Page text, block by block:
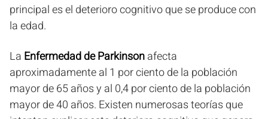
principal es el deterioro cognitivo que se produce con
la edad.
La Enfermedad de Parkinsonafecta
aproximadamente al 1 por ciento de la población
mayor de 65 años y al 0,4 por ciento de la población
mayor de 40 años. Existen numerosas teorías que